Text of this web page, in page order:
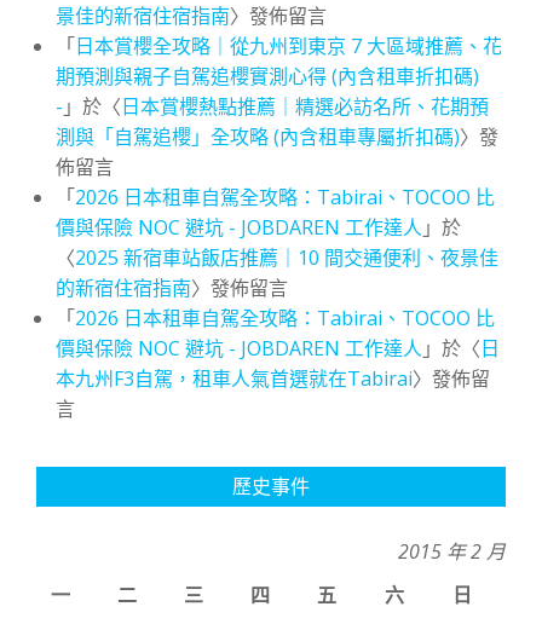
景佳的新宿住宿指南〉發佈留言
「日本賞櫻全攻略｜從九州到東京 7 大區域推薦、花
期預測與親子自駕追櫻實測心得 (內含租車折扣碼)
- 」於〈日本賞櫻熱點推薦｜精選必訪名所、花期預
測與「自駕追櫻」全攻略 (內含租車專屬折扣碼)〉發
佈留言
「2026 日本租車自駕全攻略：Tabirai、TOCOO 比
價與保險 NOC 避坑 - JOBDAREN 工作達人 」於
〈2025 新宿車站飯店推薦｜10 間交通便利、夜景佳
的新宿住宿指南〉發佈留言
「2026 日本租車自駕全攻略：Tabirai、TOCOO 比
價與保險 NOC 避坑 - JOBDAREN 工作達人 」於〈日
本九州F3自駕，租車人氣首選就在Tabirai〉發佈留
言
歷史事件
2015 年 2 月
一
二 三 四 五 六
日